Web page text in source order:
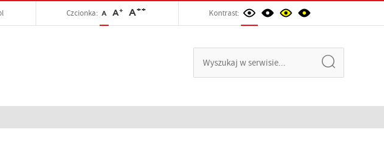
Czcionka: A A+ A++ Kontrast: